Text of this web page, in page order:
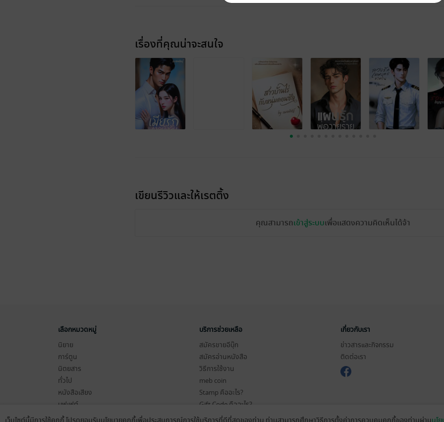
เรื่องที่คุณน่าจะสนใจ
เขียนรีวิวและให้เรตติ้ง
คุณสามารถเข้าสู่ระบบเพื่อแสดงความคิดเห็นได้จ้า
เลือกหมวดหมู่
นิยาย
การ์ตูน
นิตยสาร
ทั่วไป
หนังสือเสียง
บุฟเฟต์
บริการช่วยเหลือ
สมัครขายอีบุ๊ก
สมัครอ่านหนังสือ
วิธีการใช้งาน
meb coin
Stamp คืออะไร?
Gift Code คืออะไร?
เงื่อนไขในการใช้บริการ
เกี่ยวกับเรา
ข่าวสารและกิจกรรม
ติดต่อเรา